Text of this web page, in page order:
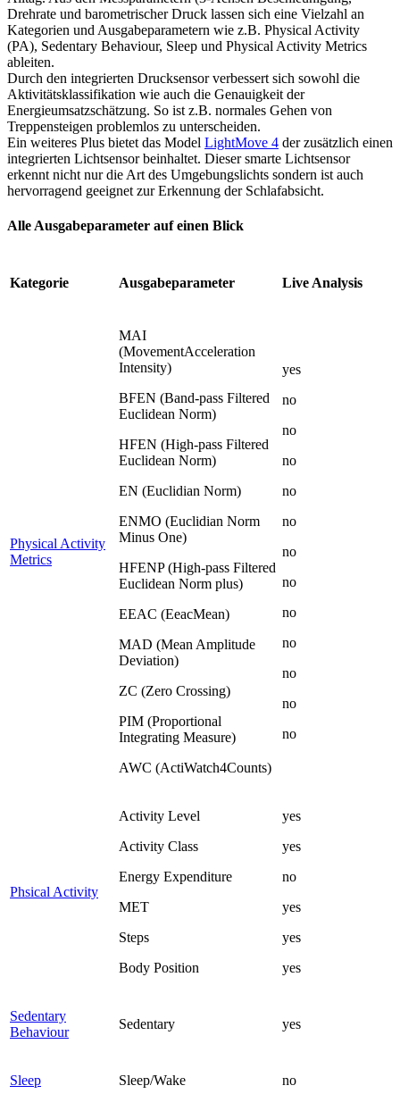
Drehrate und barometrischer Druck lassen sich eine Vielzahl an
Kategorien und Ausgabeparametern wie z.B. Physical Activity
(PA), Sedentary Behaviour, Sleep und Physical Activity Metrics
ableiten.
Durch den integrierten Drucksensor verbessert sich sowohl die
Aktivitätsklassifikation wie auch die Genauigkeit der
Energieumsatzschätzung. So ist z.B. normales Gehen von
Treppensteigen problemlos zu unterscheiden.
Ein weiteres Plus bietet das Model LightMove 4 der zusätzlich einen
integrierten Lichtsensor beinhaltet. Dieser smarte Lichtsensor
erkennt nicht nur die Art des Umgebungslichts sondern ist auch
hervorragend geeignet zur Erkennung der Schlafabsicht.
Alle Ausgabeparameter auf einen Blick
Kategorie Ausgabeparameter Live Analysis
Physical Activity
Metrics
MAI
(MovementAcceleration
Intensity)
BFEN (Band-pass Filtered
Euclidean Norm)
HFEN (High-pass Filtered
Euclidean Norm)
EN (Euclidian Norm)
ENMO (Euclidian Norm
Minus One)
HFENP (High-pass Filtered
Euclidean Norm plus)
EEAC (EeacMean)
MAD (Mean Amplitude
Deviation)
ZC (Zero Crossing)
PIM (Proportional
Integrating Measure)
AWC (ActiWatch4Counts)
yes
no
no
no
no
no
no
no
no
no
no
no
no
Phsical Activity
Activity Level
Activity Class
Energy Expenditure
MET
Steps
Body Position
yes
yes
no
yes
yes
yes
Sedentary
Behaviour
Sedentary yes
Sleep Sleep/Wake no